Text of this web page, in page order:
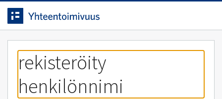
Siirrytty
sivulle
Siirry suoraan sisältöön.
rekisteröity
henkilönnimi